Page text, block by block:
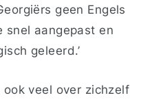
geen Engels
snel aangepast en
geleerd.’
veel over zichzelf